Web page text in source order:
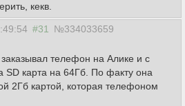
кекв.
#31
№334033659
телефон на Алике и с
карта на 64Гб. По факту она
2Гб картой, которая телефоном